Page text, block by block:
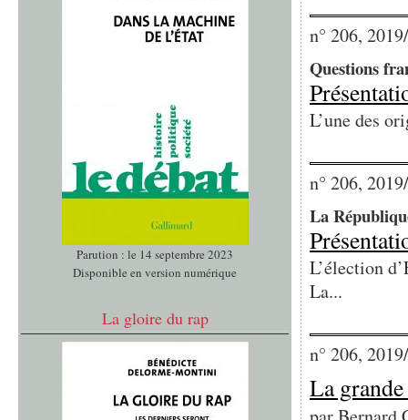
Parution : le 14 septembre 2023
Disponible en version numérique
La gloire du rap
n° 206,
Questions
L’une des
n° 206,
La
L’élection
La...
n° 206,
La